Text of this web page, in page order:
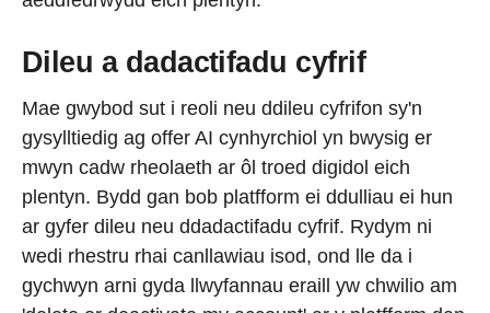
Dileu a dadactifadu cyfrif
Mae gwybod sut i reoli neu ddileu cyfrifon sy'n
gysylltiedig ag offer AI cynhyrchiol yn bwysig er
mwyn cadw rheolaeth ar ôl troed digidol eich
plentyn. Bydd gan bob platfform ei ddulliau ei hun
ar gyfer dileu neu ddadactifadu cyfrif. Rydym ni
wedi rhestru rhai canllawiau isod, ond lle da i
gychwyn arni gyda llwyfannau eraill yw chwilio am